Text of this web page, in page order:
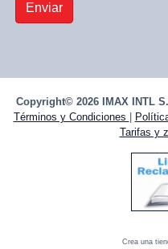
Enviar
Copyright© 2026 IMAX INTL
Términos y Condiciones
Tarifas y
Crea una